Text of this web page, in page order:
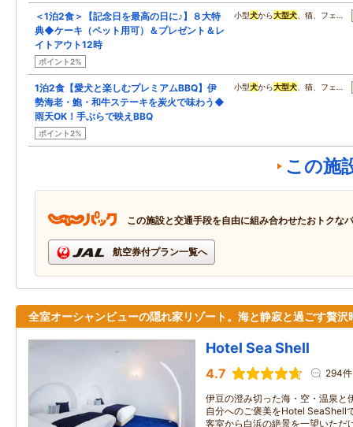
＜1泊2食＞【記念日を最高の日に♪】８大特
典◆ケーキ（ペット用可）＆プレゼント＆レ
イトアウト12時
ポイント2%
小型犬から大型犬 、猫、フェ…
1泊2食【愛犬と楽しむプレミアムBBQ】伊
勢海老・鮑・和牛ステーキを炭火で味わう◆
雨天OK！手ぶらで映えBBQ
ポイント2%
小型犬から大型犬 、猫、フェ…
この施
この施設と交通手段を自由に組み合わせたおトクな
航空券付プラン一覧へ
全室オーシャンビューの隠れ家リゾート。海と静寂と過ごす贅沢
Hotel Sea Shell
4.7 294件
伊豆の澄み切った海・空・温泉と
自分へのご褒美をHotel SeaShell
客室から白浜の絶景を一望いただ